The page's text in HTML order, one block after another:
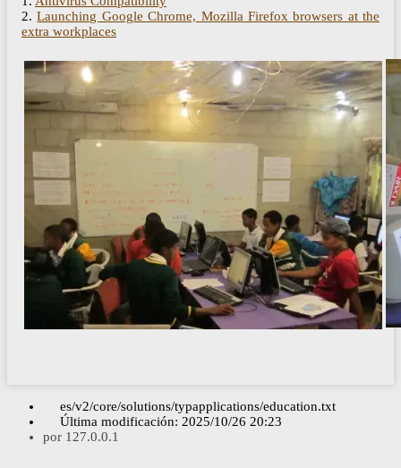
2.Launching Google Chrome, Mozilla Firefox browsers at the
extra workplaces
es/v2/core/solutions/typapplications/education.txt
Última modificación: 2025/10/26 20:23
por 127.0.0.1